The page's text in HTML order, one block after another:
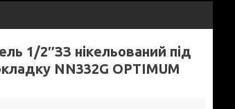
1/2″ЗЗ нікельований під
NN332G OPTIMUM